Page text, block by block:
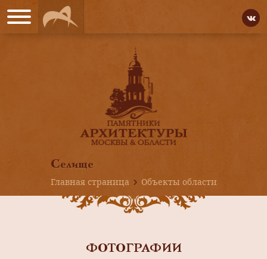
Селище
Главная страница
Объекты области
ФОТОГРАФИИ